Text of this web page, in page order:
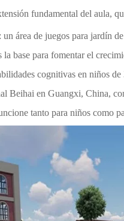
fundamental del aula,
área de juegos para jardín
la base para fomentar el
cognitivas en niños
Beihai en Guangxi, China,
tanto para niños como